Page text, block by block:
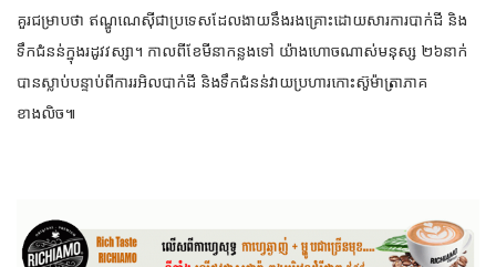
គួរជម្រាបថា ឥណ្ឌូណេស៊ី​ជាប្រទេសដែលងាយ​នឹងរងគ្រោះដោយសារការ​បាក់ដី និង​
ទឹកជំនន់​ក្នុង​រដូវវស្សា។ កាលពីខែមីនាកន្លងទៅ យ៉ាងហោចណាស់មនុស្ស ២៦នាក់
បានស្លាប់បន្ទាប់ពីការ​រអិលបាក់ដី និងទឹកជំនន់វាយប្រហារកោះស៊ូម៉ាត្រាភាគ
ខាងលិច៕